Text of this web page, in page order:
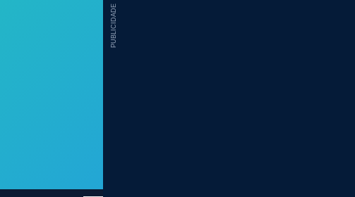
PUBLICIDADE